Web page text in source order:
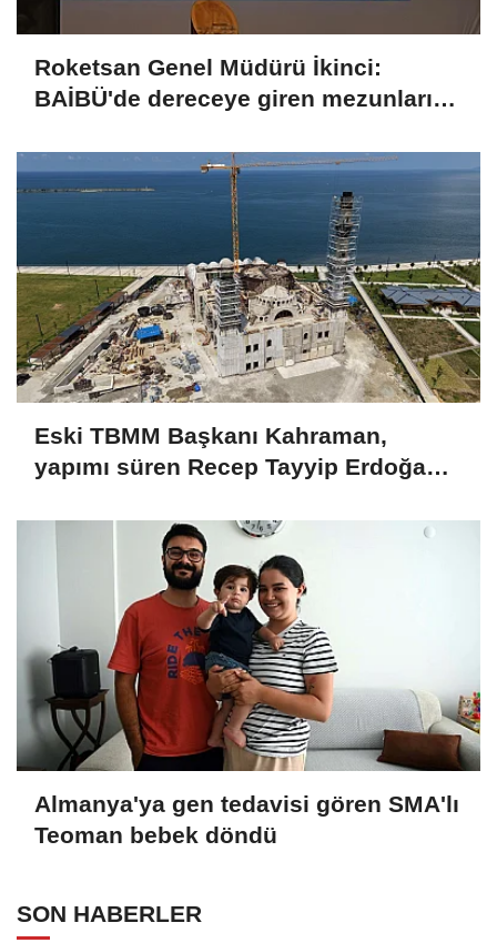
Roketsan Genel Müdürü İkinci:
BAİBÜ'de dereceye giren mezunları
Eski TBMM Başkanı Kahraman,
yapımı süren Recep Tayyip Erdoğan
Almanya'ya gen tedavisi gören SMA'lı
Teoman bebek döndü
SON HABERLER